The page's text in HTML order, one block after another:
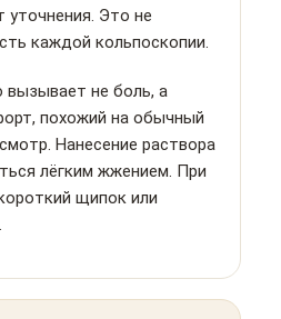
уточнения. Это не
каждой кольпоскопии.
не боль, а
похожий на обычный
Нанесение раствора
лёгким жжением. При
щипок или